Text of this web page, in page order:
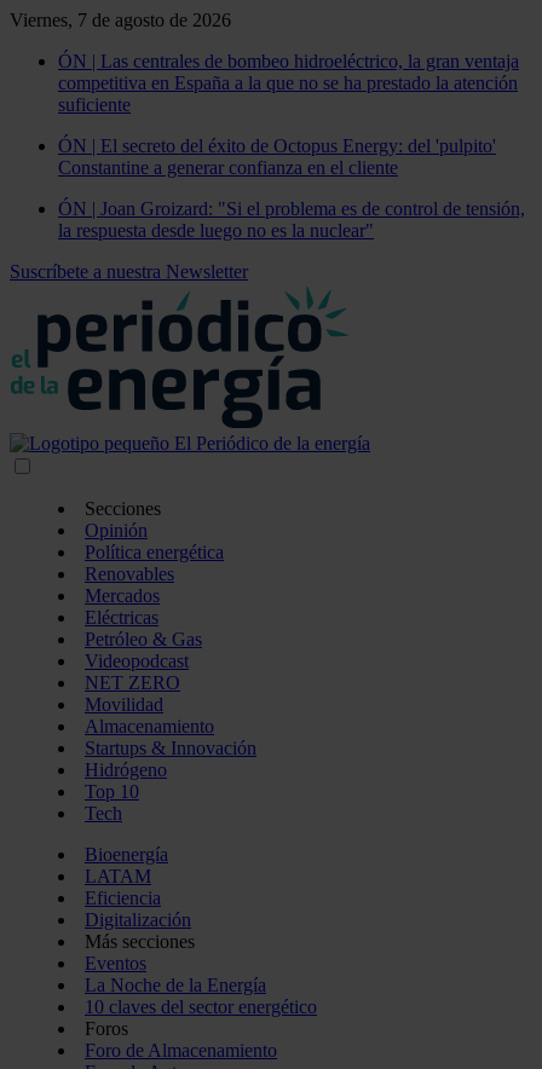
Viernes, 7 de agosto de 2026
ÓN | Las centrales de bombeo hidroeléctrico, la gran ventaja
competitiva en España a la que no se ha prestado la atención
suficiente
ÓN | El secreto del éxito de Octopus Energy: del 'pulpito'
Constantine a generar confianza en el cliente
ÓN | Joan Groizard: "Si el problema es de control de tensión,
la respuesta desde luego no es la nuclear"
Suscríbete a nuestra Newsletter
Secciones
Opinión
Política energética
Renovables
Mercados
Eléctricas
Petróleo & Gas
Videopodcast
NET ZERO
Movilidad
Almacenamiento
Startups & Innovación
Hidrógeno
Top 10
Tech
Bioenergía
LATAM
Eficiencia
Digitalización
Más secciones
Eventos
La Noche de la Energía
10 claves del sector energético
Foros
Foro de Almacenamiento